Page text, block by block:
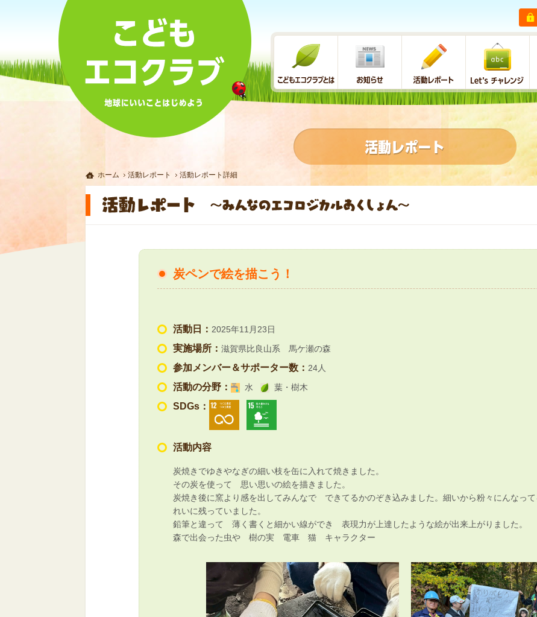
ホーム 活動レポート 活動レポート詳細
炭ペンで絵を描こう！
活動日： 2025年11月23日
実施場所： 滋賀県比良山系 馬ケ瀬の森
参加メンバー＆サポーター数： 24人
活動の分野： 水 葉・樹木
SDGs：
活動内容
炭焼きでゆきやなぎの細い枝を缶に入れて焼きました。
その炭を使って 思い思いの絵を描きました。
炭焼き後に窯より感を出してみんなで できてるかのぞき込みました。細いから粉々にんなっ
れいに残っていました。
鉛筆と違って 薄く書くと細かい線ができ 表現力が上達したような絵が出来上がりました。
森で出会った虫や 樹の実 電車 猫 キャラクター